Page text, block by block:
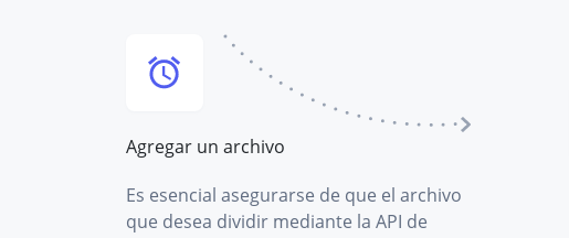
Agregar un archivo
Es esencial asegurarse de que el archivo
que desea dividir mediante la API de